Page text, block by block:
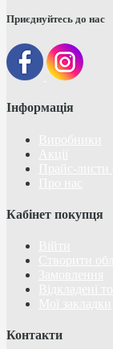
Приєднуйтесь до нас
Інформація
Кабінет покупця
Контакти